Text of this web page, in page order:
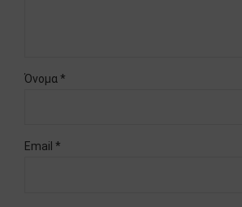
Όνομα *
Email *